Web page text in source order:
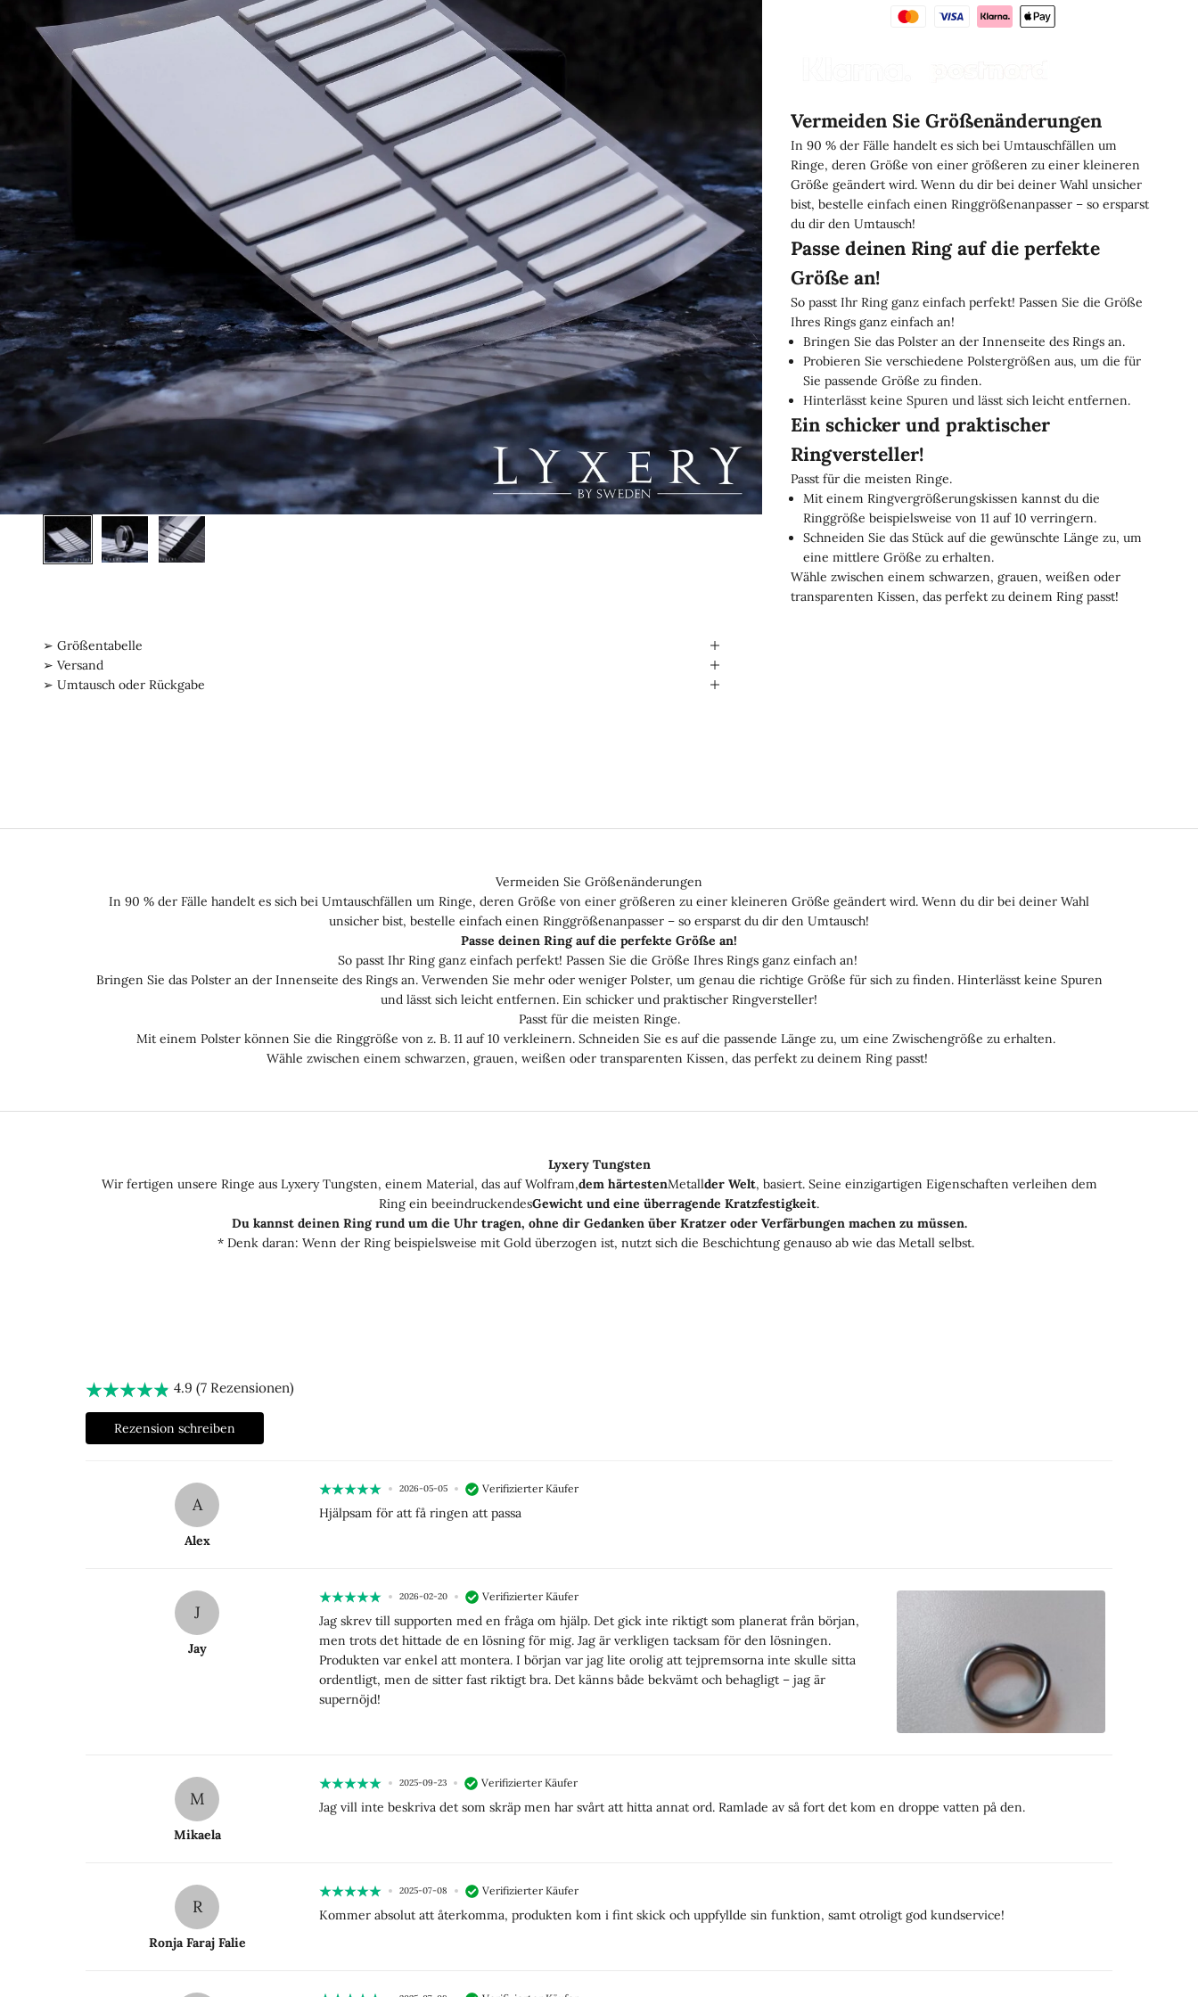
Vermeiden Sie Größenänderungen
In 90 % der Fälle handelt es sich bei Umtauschfällen um
Ringe, deren Größe von einer größeren zu einer kleineren
Größe geändert wird. Wenn du dir bei deiner Wahl unsicher
bist, bestelle einfach einen Ringgrößenanpasser – so ersparst
du dir den Umtausch!
Passe deinen Ring auf die perfekte
Größe an!
So passt Ihr Ring ganz einfach perfekt! Passen Sie die Größe
Ihres Rings ganz einfach an!
Bringen Sie das Polster an der Innenseite des Rings an.
Probieren Sie verschiedene Polstergrößen aus, um die für
Sie passende Größe zu finden.
Hinterlässt keine Spuren und lässt sich leicht entfernen.
Ein schicker und praktischer
Ringversteller!
Passt für die meisten Ringe.
Mit einem Ringvergrößerungskissen kannst du die
Ringgröße beispielsweise von 11 auf 10 verringern.
Schneiden Sie das Stück auf die gewünschte Länge zu, um
eine mittlere Größe zu erhalten.
Wähle zwischen einem schwarzen, grauen, weißen oder
transparenten Kissen, das perfekt zu deinem Ring passt!
➢ Größentabelle
➢ Versand
➢ Umtausch oder Rückgabe
Vermeiden Sie Größenänderungen
In 90 % der Fälle handelt es sich bei Umtauschfällen um Ringe, deren Größe von einer größeren zu einer kleineren Größe geändert wird. Wenn du dir bei deiner Wahl
unsicher bist, bestelle einfach einen Ringgrößenanpasser – so ersparst du dir den Umtausch!
Passe deinen Ring auf die perfekte Größe an!
So passt Ihr Ring ganz einfach perfekt! Passen Sie die Größe Ihres Rings ganz einfach an!
Bringen Sie das Polster an der Innenseite des Rings an. Verwenden Sie mehr oder weniger Polster, um genau die richtige Größe für sich zu finden. Hinterlässt keine Spuren
und lässt sich leicht entfernen. Ein schicker und praktischer Ringversteller!
Passt für die meisten Ringe.
Mit einem Polster können Sie die Ringgröße von z. B. 11 auf 10 verkleinern. Schneiden Sie es auf die passende Länge zu, um eine Zwischengröße zu erhalten.
Wähle zwischen einem schwarzen, grauen, weißen oder transparenten Kissen, das perfekt zu deinem Ring passt!
Lyxery Tungsten
Wir fertigen unsere Ringe aus Lyxery Tungsten, einem Material, das auf Wolfram,dem härtestenMetallder Welt, basiert. Seine einzigartigen Eigenschaften verleihen dem
Ring ein beeindruckendesGewicht und eine überragende Kratzfestigkeit.
Du kannst deinen Ring rund um die Uhr tragen, ohne dir Gedanken über Kratzer oder Verfärbungen machen zu müssen.
* Denk daran: Wenn der Ring beispielsweise mit Gold überzogen ist, nutzt sich die Beschichtung genauso ab wie das Metall selbst.
4.9 (7 Rezensionen)
Rezension schreiben
A
Alex
2026-05-05 Verifizierter Käufer
Hjälpsam för att få ringen att passa
J
Jay
2026-02-20 Verifizierter Käufer
Jag skrev till supporten med en fråga om hjälp. Det gick inte riktigt som planerat från början,
men trots det hittade de en lösning för mig. Jag är verkligen tacksam för den lösningen.
Produkten var enkel att montera. I början var jag lite orolig att tejpremsorna inte skulle sitta
ordentligt, men de sitter fast riktigt bra. Det känns både bekvämt och behagligt – jag är
supernöjd!
M
Mikaela
2025-09-23 Verifizierter Käufer
Jag vill inte beskriva det som skräp men har svårt att hitta annat ord. Ramlade av så fort det kom en droppe vatten på den.
R
Ronja Faraj Falie
2025-07-08 Verifizierter Käufer
Kommer absolut att återkomma, produkten kom i fint skick och uppfyllde sin funktion, samt otroligt god kundservice!